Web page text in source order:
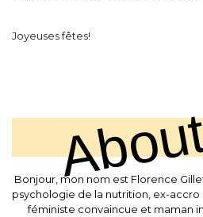
Joyeuses fêtes!
Bonjour, mon nom est Florence
psychologie de la nutrition, ex-accro
féministe convaincue et maman